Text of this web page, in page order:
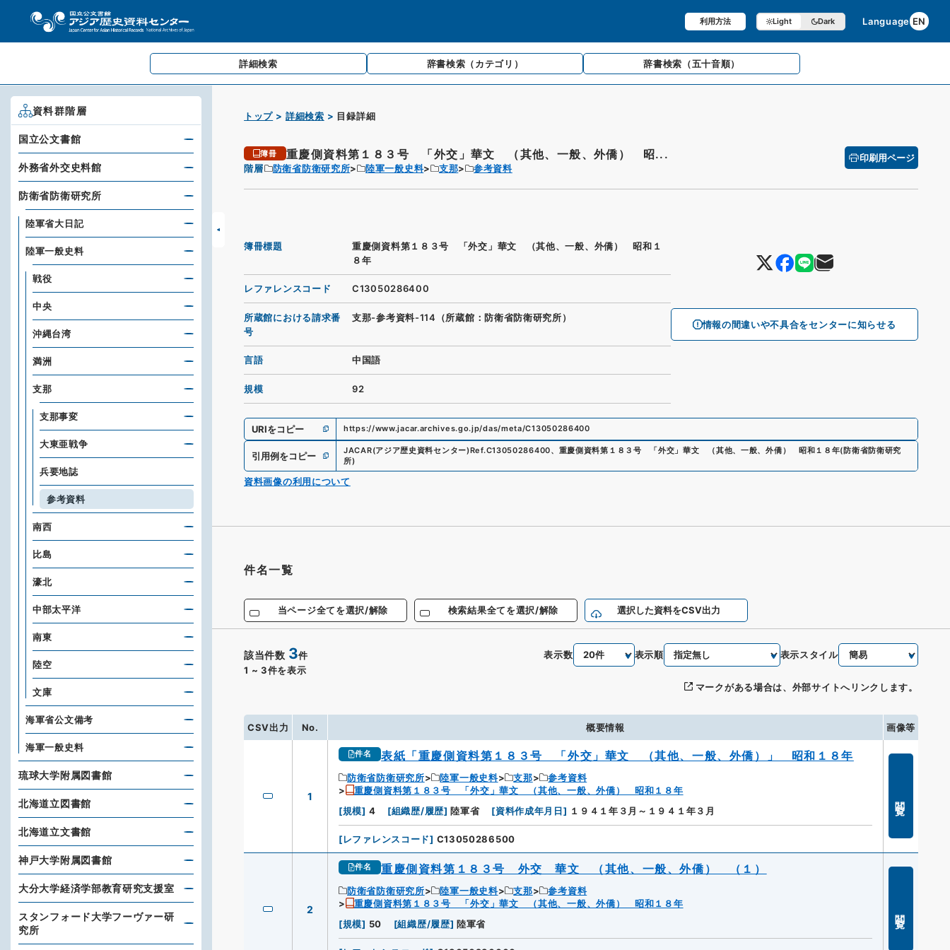
利用方法 Light Dark Language EN
詳細検索 辞書検索 （カテゴリ） 辞書検索 （五十音順）
トップ 詳細検索 目録詳細
簿冊 重慶側資料第１８３号 「外交」華文 （其他、一般、外僑） 昭...
階層 防衛省防衛研究所 陸軍一般史料 支那 参考資料
印刷用ページ
情報の間違いや不具合をセンターに知らせる
簿冊標題
重慶側資料第１８３号 「外交」華文 （其他、一般、外僑） 昭和１
８年
レファレンスコード C13050286400
所蔵館における請求番
号
支那-参考資料-114（所蔵館：防衛省防衛研究所）
言語 中国語
規模 92
URIをコピー https://www.jacar.archives.go.jp/das/meta/C13050286400
引用例をコピー JACAR(アジア歴史資料センター)Ref.C13050286400、 重慶側資料第１８３号 「外交」華文 （其他、一般、外僑） 昭和１８年(防衛省防衛研究
所)
資料画像の利用について
件名一覧
当ページ全てを選択/解除 検索結果全てを選択/解除 選択した資料をCSV出力
該当件数 3件
1 ~ 3件を表示
表示数 表示順 表示スタイル
マークがある場合は、外部サイトへリンクします。
CSV出力 No. 概要情報 画像等
1
件名 表紙「重慶側資料第１８３号 「外交」華文 （其他、一般、外僑）」 昭和１８年
防衛省防衛研究所 陸軍一般史料 支那
参考資料
重慶側資料第１８３号 「外交」華文 （其他、一般、外僑） 昭和１８年
[規模] 4 [組織歴/履歴] 陸軍省 [資料作成年月日] １９４１年３月～１９４１年３月
[レファレンスコード] C13050286500
2
件名 重慶側資料第１８３号 外交 華文 （其他、一般、外僑） （１）
防衛省防衛研究所 陸軍一般史料 支那
参考資料
重慶側資料第１８３号 「外交」華文 （其他、一般、外僑） 昭和１８年
[規模] 50 [組織歴/履歴] 陸軍省
資料群階層
国立公文書館
外務省外交史料館
防衛省防衛研究所
陸軍省大日記
陸軍一般史料
戦役
中央
沖縄台湾
満洲
支那
支那事変
大東亜戦争
兵要地誌
参考資料
南西
比島
濠北
中部太平洋
南東
陸空
文庫
海軍省公文備考
海軍一般史料
琉球大学附属図書館
北海道立図書館
北海道立文書館
神戸大学附属図書館
大分大学経済学部教育研究支援室
スタンフォード大学フーヴァー研
究所